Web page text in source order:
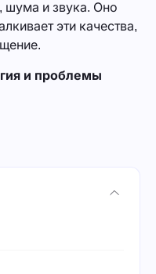
шума и звука. Оно
эти качества,
и проблемы